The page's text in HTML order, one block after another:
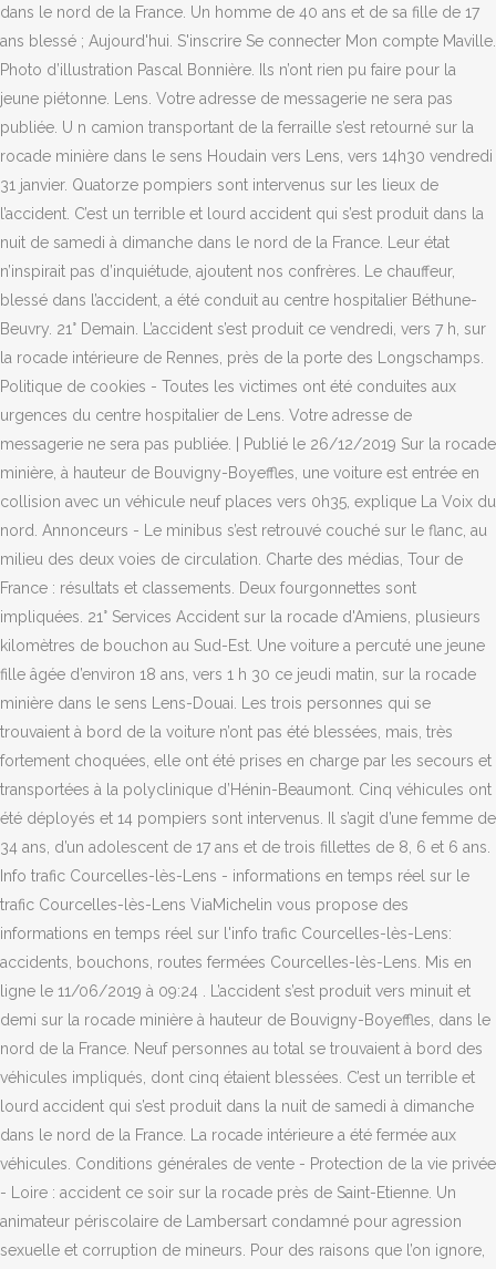
dans le nord de la France. Un homme de 40 ans et de sa fille de 17
ans blessé ; Aujourd'hui. S'inscrire Se connecter Mon compte Maville.
Photo d’illustration Pascal Bonnière. Ils n’ont rien pu faire pour la
jeune piétonne. Lens. Votre adresse de messagerie ne sera pas
publiée. U n camion transportant de la ferraille s’est retourné sur la
rocade minière dans le sens Houdain vers Lens, vers 14h30 vendredi
31 janvier. Quatorze pompiers sont intervenus sur les lieux de
l’accident. C’est un terrible et lourd accident qui s’est produit dans la
nuit de samedi à dimanche dans le nord de la France. Leur état
n’inspirait pas d’inquiétude, ajoutent nos confrères. Le chauffeur,
blessé dans l’accident, a été conduit au centre hospitalier Béthune-
Beuvry. 21° Demain. L’accident s’est produit ce vendredi, vers 7 h, sur
la rocade intérieure de Rennes, près de la porte des Longschamps.
Politique de cookies - Toutes les victimes ont été conduites aux
urgences du centre hospitalier de Lens. Votre adresse de
messagerie ne sera pas publiée. | Publié le 26/12/2019 Sur la rocade
minière, à hauteur de Bouvigny-Boyeffles, une voiture est entrée en
collision avec un véhicule neuf places vers 0h35, explique La Voix du
nord. Annonceurs - Le minibus s’est retrouvé couché sur le flanc, au
milieu des deux voies de circulation. Charte des médias, Tour de
France : résultats et classements. Deux fourgonnettes sont
impliquées. 21° Services Accident sur la rocade d'Amiens, plusieurs
kilomètres de bouchon au Sud-Est. Une voiture a percuté une jeune
fille âgée d’environ 18 ans, vers 1 h 30 ce jeudi matin, sur la rocade
minière dans le sens Lens-Douai. Les trois personnes qui se
trouvaient à bord de la voiture n’ont pas été blessées, mais, très
fortement choquées, elle ont été prises en charge par les secours et
transportées à la polyclinique d’Hénin-Beaumont. Cinq véhicules ont
été déployés et 14 pompiers sont intervenus. Il s’agit d’une femme de
34 ans, d’un adolescent de 17 ans et de trois fillettes de 8, 6 et 6 ans.
Info trafic Courcelles-lès-Lens - informations en temps réel sur le
trafic Courcelles-lès-Lens ViaMichelin vous propose des
informations en temps réel sur l'info trafic Courcelles-lès-Lens:
accidents, bouchons, routes fermées Courcelles-lès-Lens. Mis en
ligne le 11/06/2019 à 09:24 . L’accident s’est produit vers minuit et
demi sur la rocade minière à hauteur de Bouvigny-Boyeffles, dans le
nord de la France. Neuf personnes au total se trouvaient à bord des
véhicules impliqués, dont cinq étaient blessées. C’est un terrible et
lourd accident qui s’est produit dans la nuit de samedi à dimanche
dans le nord de la France. La rocade intérieure a été fermée aux
véhicules. Conditions générales de vente - Protection de la vie privée
- Loire : accident ce soir sur la rocade près de Saint-Etienne. Un
animateur périscolaire de Lambersart condamné pour agression
sexuelle et corruption de mineurs. Pour des raisons que l’on ignore,